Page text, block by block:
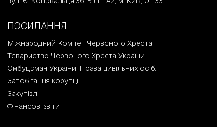
ПОСИЛАННЯ
Міжнародний Комітет Червоного Хреста
Товариство Червоного Хреста України
Омбудсман України. Права цивільних осіб..
Запобігання корупції
Закупівлі
Фінансові звіти